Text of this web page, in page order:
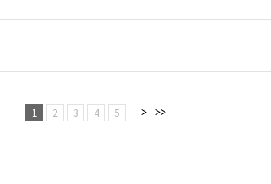
1 2 3 4 5